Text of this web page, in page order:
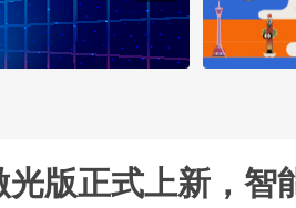
版正式上新，智